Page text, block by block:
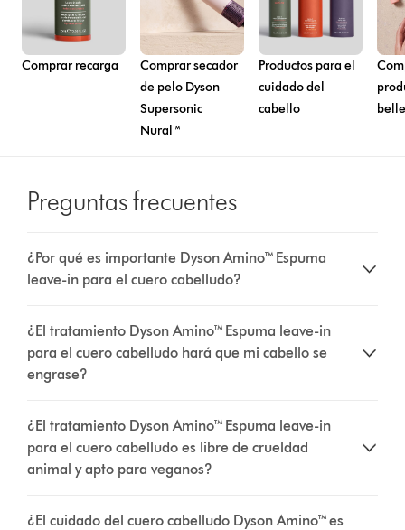
Comprar recarga
Comprar secador
de pelo Dyson
Supersonic
Nural™
Productos para el
cuidado del
cabello
Preguntas frecuentes
¿Por qué es importante Dyson Amino™ Espuma
leave-in para el cuero cabelludo?
¿El tratamiento Dyson Amino™ Espuma leave-in
para el cuero cabelludo hará que mi cabello se
engrase?
¿El tratamiento Dyson Amino™ Espuma leave-in
para el cuero cabelludo es libre de crueldad
animal y apto para veganos?
¿El cuidado del cuero cabelludo Dyson Amino™ es